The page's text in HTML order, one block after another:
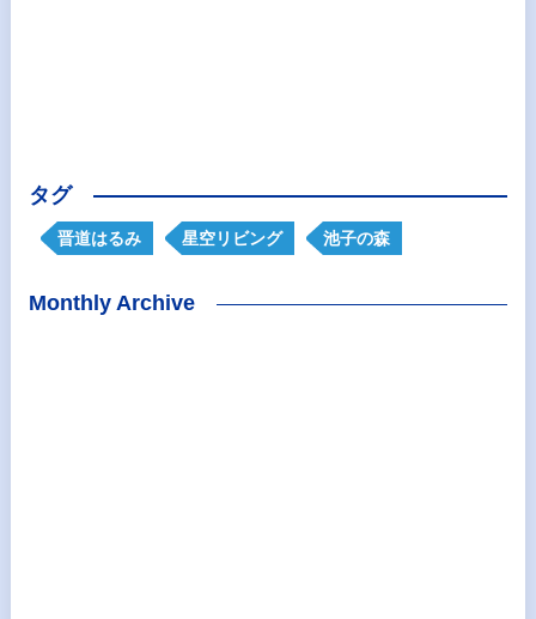
タグ
晋道はるみ 星空リビング 池子の森
Monthly Archive